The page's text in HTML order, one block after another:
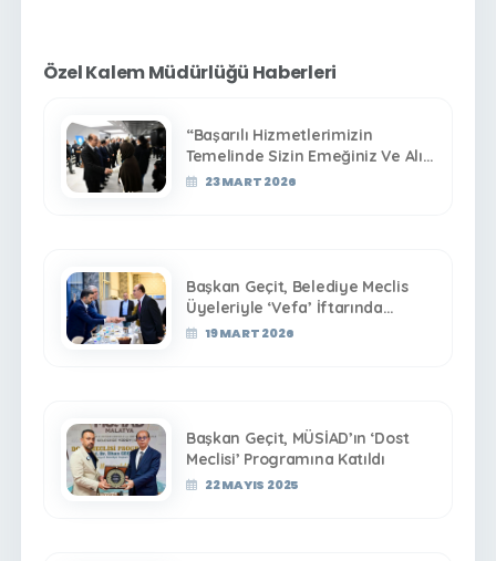
Özel Kalem Müdürlüğü Haberleri
“Başarılı Hizmetlerimizin
Temelinde Sizin Emeğiniz Ve Alın
Teriniz Var”
23 MART 2026
Başkan Geçit, Belediye Meclis
Üyeleriyle ‘Vefa’ İftarında
Buluştu
19 MART 2026
Başkan Geçit, MÜSİAD’ın ‘Dost
Meclisi’ Programına Katıldı
22 MAYIS 2025